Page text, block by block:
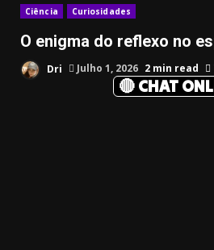
🔴 CHAT
Ciência Curiosidades
O enigma do reflexo no
Dri Julho 1, 2026 2 min read